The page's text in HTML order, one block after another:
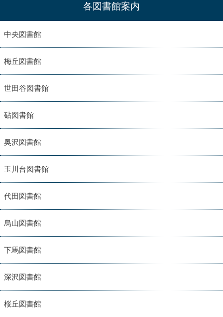
各図書館案内
中央図書館
梅丘図書館
世田谷図書館
砧図書館
奥沢図書館
玉川台図書館
代田図書館
烏山図書館
下馬図書館
深沢図書館
桜丘図書館